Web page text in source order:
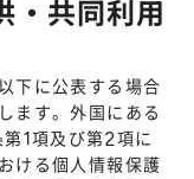
・共同利用
下に公表する場合
ます。外国にある
1項及び第2項に
ける個人情報保護